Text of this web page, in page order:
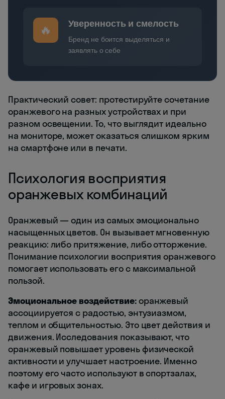
🔥 Уверенность и смелость
Бренд не боится выделяться и
заявлять о себе
Практический совет: протестируйте сочетание
оранжевого на разных устройствах и при
разном освещении. То, что выглядит идеально
на мониторе, может оказаться слишком ярким
на смартфоне или в печати.
Психология восприятия
оранжевых комбинаций
Оранжевый — один из самых эмоционально
насыщенных цветов. Он вызывает мгновенную
реакцию: либо притяжение, либо отторжение.
Понимание психологии восприятия оранжевого
помогает использовать его с максимальной
пользой.
Эмоциональное воздействие:оранжевый
ассоциируется с радостью, энтузиазмом,
теплом и общительностью. Это цвет действия и
движения. Исследования показывают, что
оранжевый повышает уровень физической
активности и улучшает настроение. Именно
поэтому его часто используют в спортзалах,
кафе и игровых зонах.